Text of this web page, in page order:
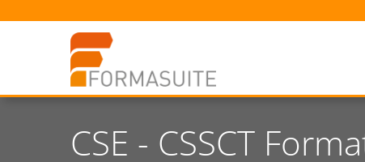
CSE - CSSCT